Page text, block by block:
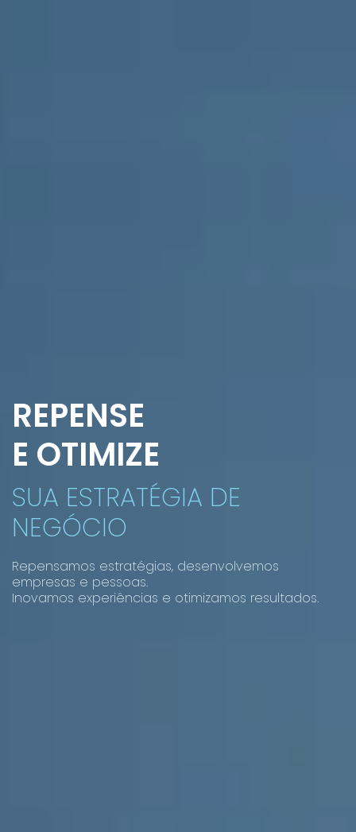
REPENSE
E OTIMIZE
SUA ESTRATÉGIA DE
NEGÓCIO
Repensamos estratégias, desenvolvemos
empresas e pessoas.
Inovamos experiências e otimizamos resultados.